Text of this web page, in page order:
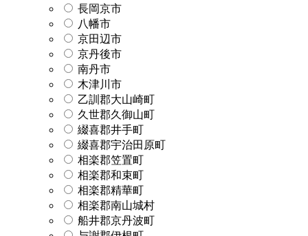
長岡京市
八幡市
京田辺市
京丹後市
南丹市
木津川市
乙訓郡大山崎町
久世郡久御山町
綴喜郡井手町
綴喜郡宇治田原町
相楽郡笠置町
相楽郡和束町
相楽郡精華町
相楽郡南山城村
船井郡京丹波町